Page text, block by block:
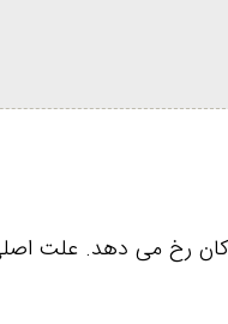
رخ می دهد.